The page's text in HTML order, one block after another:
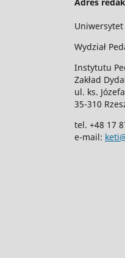
Uniwersytet
Wydział
Instytutu
Zakład
ul. ks.
35-310
tel. +48 17
e-mail: